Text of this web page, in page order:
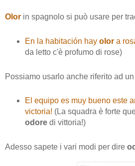
Olor in spagnolo si può usare per
En la habitación hay olor a
da letto c'è profumo di rose)
Possiamo usarlo anche riferito ad
El equipo es muy bueno este
victoria! (La squadra è forte
odoredi vittoria!)
Adesso sapete i vari modi per dire